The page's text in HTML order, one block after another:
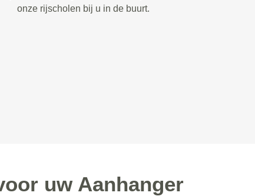
onze rijscholen bij u in de buurt.
uw Aanhanger